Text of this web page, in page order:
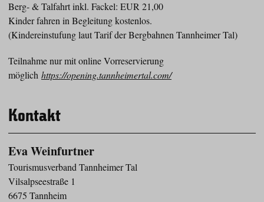
Berg- & Talfahrt inkl. Fackel: EUR 21,00
Kinder fahren in Begleitung kostenlos.
(Kindereinstufung laut Tarif der Bergbahnen Tannheimer Tal)
Teilnahme nur mit online Vorreservierung
möglich https://opening.tannheimertal.com/
Kontakt
Eva Weinfurtner
Tourismusverband Tannheimer Tal
Vilsalpseestraße 1
6675 Tannheim